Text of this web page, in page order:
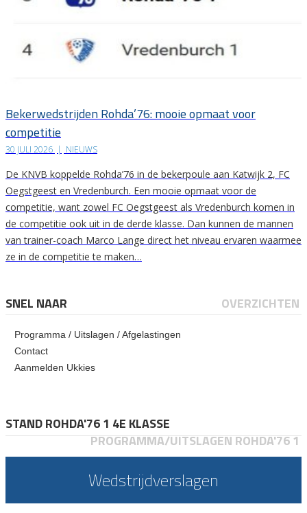
Bekerwedstrijden Rohda’76: mooie opmaat voor
competitie
30 JULI 2026 | NIEUWS
De KNVB koppelde Rohda’76 in de bekerpoule aan Katwijk 2, FC
Oegstgeest en Vredenburch. Een mooie opmaat voor de
competitie, want zowel FC Oegstgeest als Vredenburch komen in
de competitie ook uit in de derde klasse. Dan kunnen de mannen
van trainer-coach Marco Lange direct het niveau ervaren waarmee
ze in de competitie te maken…
SNEL NAAR OVERZICHTEN
Programma / Uitslagen / Afgelastingen
Contact
Aanmelden Ukkies
STAND ROHDA'76 1 4E KLASSE
PROGRAMMA/UITSLAGEN ROHDA'76 1
Wedstrijdverslagen